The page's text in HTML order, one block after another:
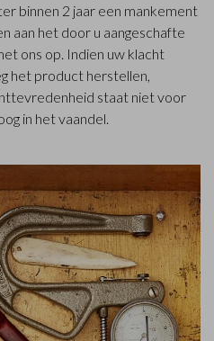
binnen 2 jaar een mankement
aan het door u aangeschafte
ons op. Indien uw klacht
het product herstellen,
staat niet voor
in het vaandel.